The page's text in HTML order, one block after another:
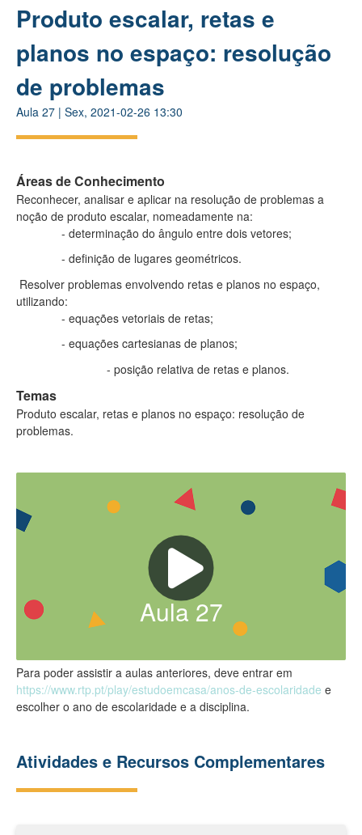
Produto escalar, retas e
planos no espaço: resolução
de problemas
Aula 27 | Sex, 2021-02-26 13:30
Áreas de Conhecimento
Reconhecer, analisar e aplicar na resolução de problemas a
noção de produto escalar, nomeadamente na:
- determinação do ângulo entre dois vetores;
- definição de lugares geométricos.
Resolver problemas envolvendo retas e planos no espaço,
utilizando:
- equações vetoriais de retas;
- equações cartesianas de planos;
- posição relativa de retas e planos.
Temas
Produto escalar, retas e planos no espaço: resolução de
problemas.
Aula27
Para poder assistir a aulas anteriores, deve entrar em
https://www.rtp.pt/play/estudoemcasa/anos-de-escolaridade e
escolher o ano de escolaridade e a disciplina.
Atividades e Recursos Complementares